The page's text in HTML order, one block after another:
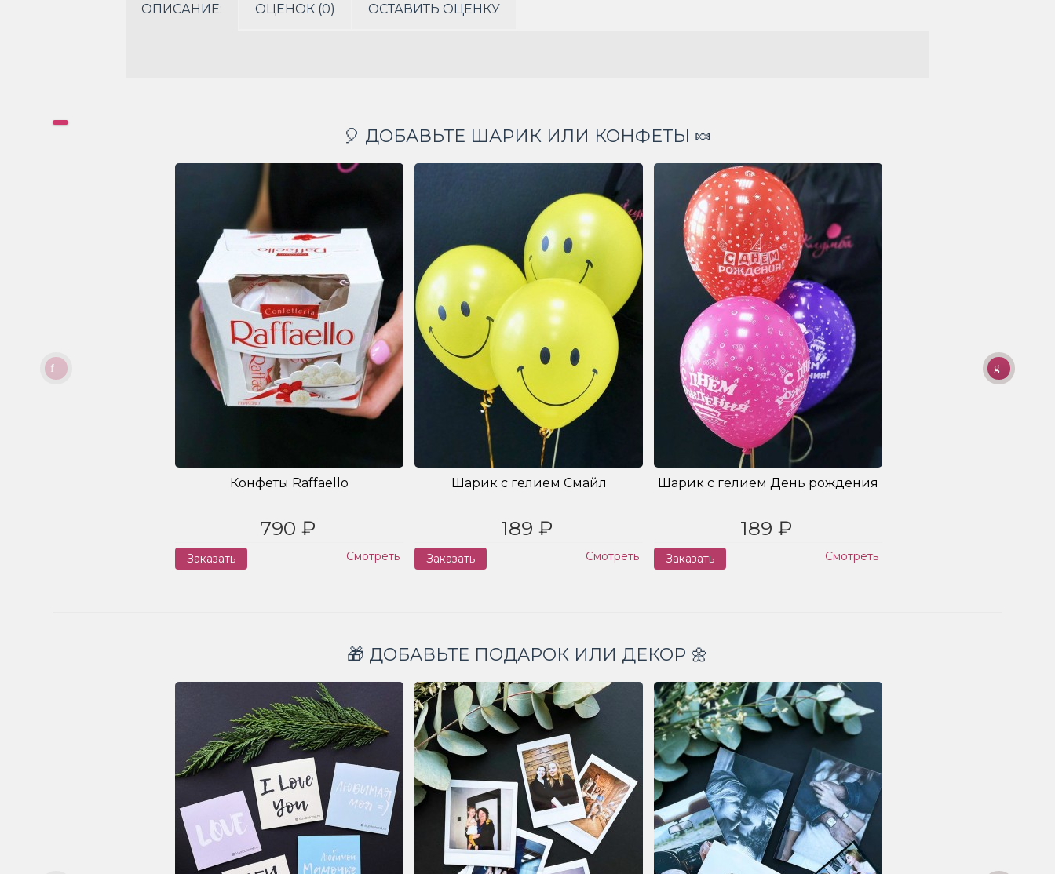
ОПИСАНИЕ: ОЦЕНОК (0) ОСТАВИТЬ ОЦЕНКУ
🎈 ДОБАВЬТЕ ШАРИК ИЛИ КОНФЕТЫ 🍬
Конфеты Raffaello
790 ₽
Заказать Смотреть
Шарик с гелием Смайл
189 ₽
Заказать Смотреть
Шарик с гелием День рождения
189 ₽
Заказать Смотреть
🎁 ДОБАВЬТЕ ПОДАРОК ИЛИ ДЕКОР 🌼